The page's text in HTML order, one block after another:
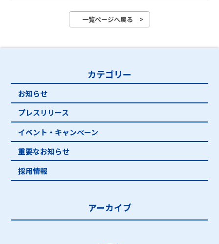
一覧ページへ戻る >
カテゴリー
お知らせ
プレスリリース
イベント・キャンペーン
重要なお知らせ
採用情報
アーカイブ